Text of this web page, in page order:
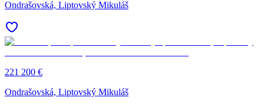
Ondrašovská, Liptovský Mikuláš
221 200 €
Ondrašovská, Liptovský Mikuláš